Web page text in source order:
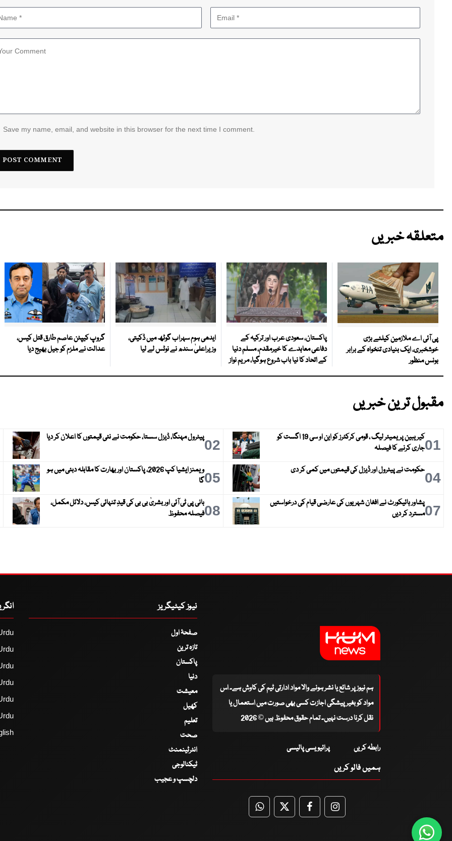
Save my name, email, and website in this browser for the next time I comment.
متعلقہ خبریں
پی آئی اے ملازمین کیلئے بڑی
خوشخبری، ایک بنیادی تنخواہ کے برابر
بونس منظور
پاکستان، سعودی عرب اور ترکیہ کے
دفاعی معاہدے کا خیرمقدم، مسلم دنیا
کے اتحاد کا نیا باب شروع ہوگیا، مریم نواز
ایدھی ہوم سہراب گوٹھ میں ڈکیتی،
وزیراعلیٰ سندھ نے نوٹس لے لیا
گروپ کیپٹن عاصم طارق قتل کیس،
عدالت نے ملزم کو جیل بھیج دیا
مقبول ترین خبریں
01
کیریبین پریمیئر لیگ ، قومی کرکٹرز کو این او سی 19 اگست کو
جاری کرنے کا فیصلہ
02پیٹرول مہنگا، ڈیزل سستا، حکومت نے نئی قیمتوں کا اعلان کر دیا
04حکومت نے پیٹرول اور ڈیزل کی قیمتوں میں کمی کر دی 05
ویمنز ایشیا کپ 2026، پاکستان اور بھارت کا مقابلہ دبئی میں ہو
گا
07پشاور ہائیکورٹ نے افغان شہریوں کی عارضی قیام کی درخواستیں
مسترد کر دیں
08بانی پی ٹی آئی اور بشریٰ بی بی کی قیدِ تنہائی کیس، دلائل مکمل،
فیصلہ محفوظ
ہم نیوز پر شائع یا نشر ہونے والا مواد ادارتی ٹیم کی کاوش ہے۔ اس
مواد کو بغیر پیشگی اجازت کسی بھی صورت میں استعمال یا
نقل کرنا درست نہیں۔ تمام حقوق محفوظ ہیں © 2026
رابطہ کریں پرائیویسی پالیسی
ہمیں فالو کریں
WhatsApp
TwitterFacebookFacebook
نیوز کیٹیگریز
صفحۂ اول
تازہ ترین
پاکستان
دنیا
معیشت
کھیل
تعلیم
صحت
انٹرٹینمنٹ
ٹیکنالوجی
دلچسپ و عجیب